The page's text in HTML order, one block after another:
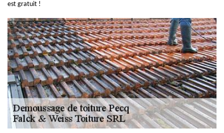
est gratuit !